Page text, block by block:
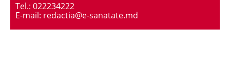
Tel.: 022234222
E-mail: redactia@e-sanatate.md